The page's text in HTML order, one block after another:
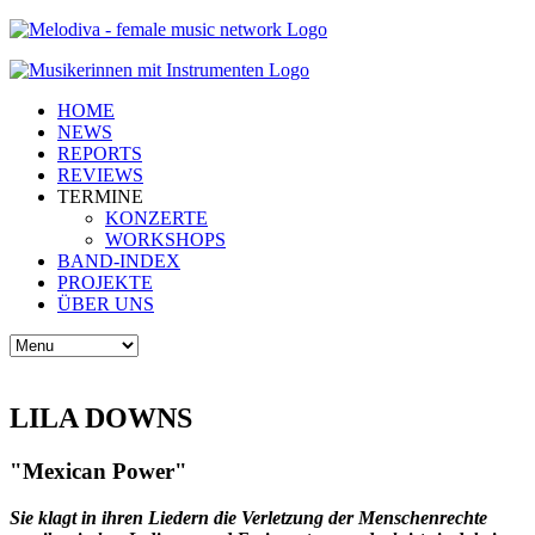
HOME
NEWS
REPORTS
REVIEWS
TERMINE
KONZERTE
WORKSHOPS
BAND-INDEX
PROJEKTE
ÜBER UNS
LILA DOWNS
"Mexican Power"
Sie klagt in ihren Liedern die Verletzung der Menschenrechte